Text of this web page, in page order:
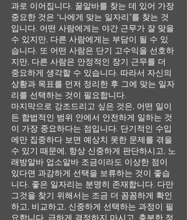
과로 이어집니다. 꿀알바를 찾는 데 있어 가장
중요한 것은 “나에게 맞는 일자리”를 찾는 것
입니다. 어떤 사람에게는 야간 근무가 잘 맞을
수 있지만, 다른 사람에게는 부담이 될 수 있
습니다. 또 어떤 사람은 단기 고수익을 선호하
지만, 다른 사람은 안정적인 장기 근무를 더
중요하게 생각할 수 있습니다. 따라서 자신의
상황과 목표를 먼저 정리한 후 그에 맞는 일자
리를 선택하는 것이 필요합니다.
마지막으로 강조드리고 싶은 것은, 어떤 일이
든 합법적인 범위 안에서 안전하게 일하는 것
이 가장 중요하다는 점입니다. 단기적인 수입
에만 집중하다 보면 예상치 못한 문제를 겪을
수 있기 때문에, 항상 신중하게 판단하시고, 노
래방알바 업소알바 조금이라도 이상한 점이
있다면 과감하게 선택을 보류하는 것이 좋습
니다. 좋은 일자리는 분명히 존재합니다. 다만
그것을 찾기 위해서는 조금 더 꼼꼼하게 확인
하고, 비교하고, 신중하게 선택하는 과정이 필
요합니다. 급하게 결정하지 마시고, 충분한 정